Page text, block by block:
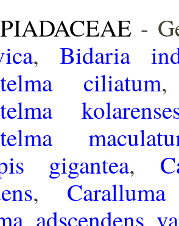
-
, Bidaria
ciliatum
gigantea,
,
adscendens